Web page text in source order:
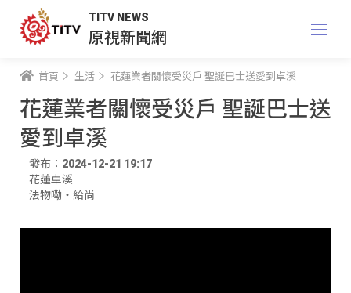
TITV NEWS
原視新聞網
首頁 生活 花蓮業者關懷受災戶 聖誕巴士送愛到卓溪
花蓮業者關懷受災戶 聖誕巴士送
愛到卓溪
發布：2024-12-21 19:17
花蓮卓溪
法物嘞‧給尚